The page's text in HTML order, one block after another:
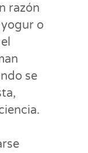
razón
o
se